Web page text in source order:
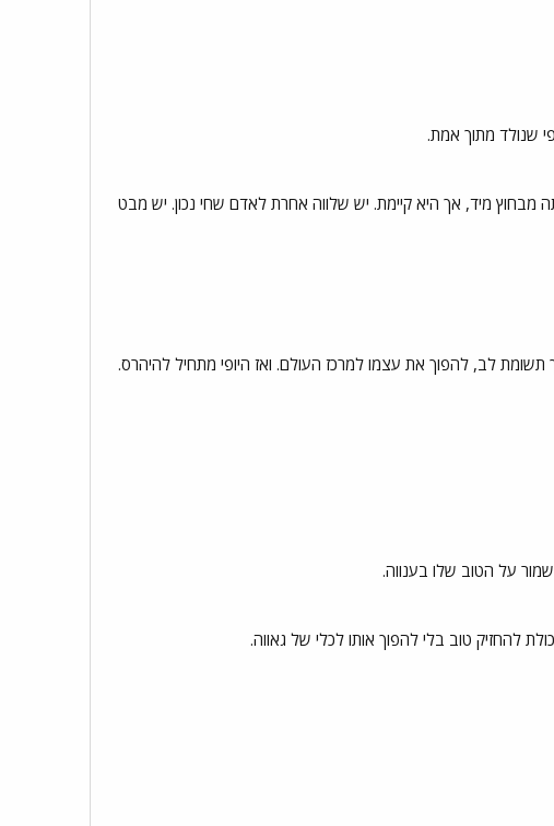
שנולד מתוך אמת.
מיד, אך היא קיימת. יש שלווה אחרת לאדם שחי נכון. יש מבט
לב, להפוך את עצמו למרכז העולם. ואז היופי מתחיל להיהרס.
על הטוב שלו בענווה.
להחזיק טוב בלי להפוך אותו לכלי של גאווה.